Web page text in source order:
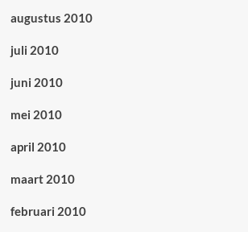
augustus 2010
juli 2010
juni 2010
mei 2010
april 2010
maart 2010
februari 2010